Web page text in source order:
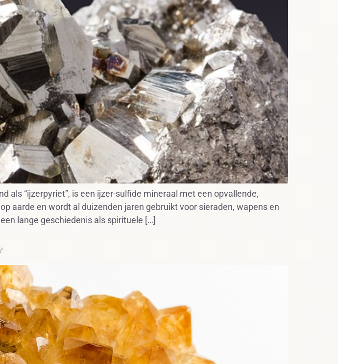
als “ijzerpyriet”, is een ijzer-sulfide mineraal met een opvallende,
aarde en wordt al duizenden jaren gebruikt voor sieraden, wapens en
lange geschiedenis als spirituele […]